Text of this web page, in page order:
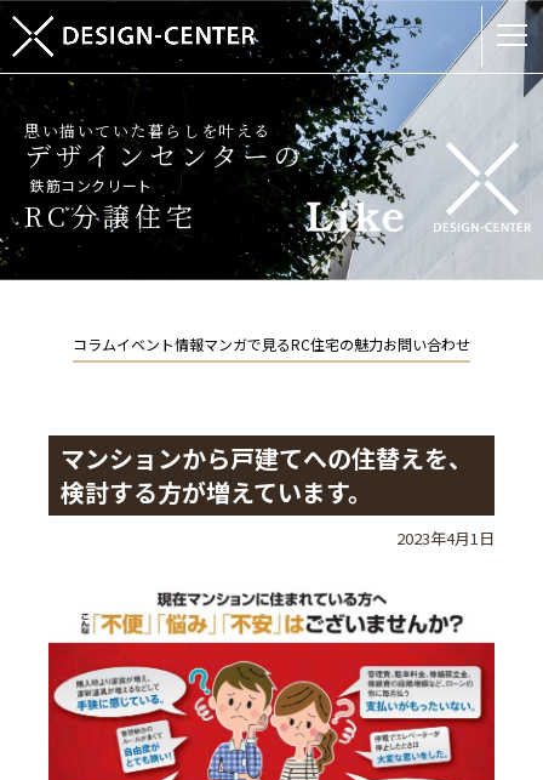
思い描いていた暮らしを叶える
デザインセンターの
鉄筋コンクリート
RC分譲住宅
コラムイベント情報マンガで見るRC住宅の魅力お問い合わせ
マンションから戸建てへの住替えを、
検討する方が増えています。
2023年4月1日